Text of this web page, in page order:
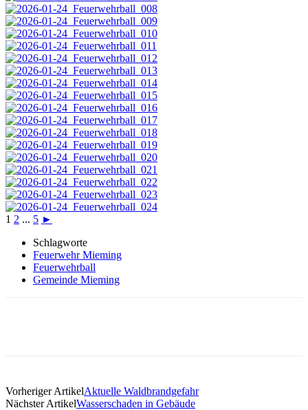
1 2 ... 5 ►
Schlagworte
Feuerwehr Mieming
Feuerwehrball
Gemeinde Mieming
Vorheriger ArtikelAktuelle Waldbrandgefahr
Nächster ArtikelWasserschaden in Gebäude